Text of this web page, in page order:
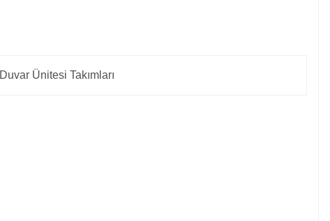
Duvar Ünitesi Takımları